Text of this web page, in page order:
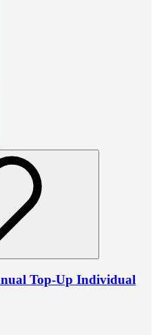
Top-Up Individual